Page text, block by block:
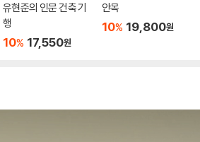
유현준의 인문 건축 기
행
10% 17,550원
안목
10% 19,800원